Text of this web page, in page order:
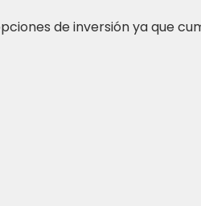
de inversión ya que